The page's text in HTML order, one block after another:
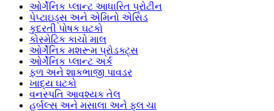
ઓર્ગેનિક પ્લાન્ટ આધારિત પ્રોટીન
પેપ્ટાઇડ્સ અને એમિનો એસિડ
કુદરતી પોષક ઘટકો
કોસ્મેટિક કાચો માલ
ઓર્ગેનિક મશરૂમ પ્રોડક્ટ્સ
ઓર્ગેનિક પ્લાન્ટ અર્ક
ફળ અને શાકભાજી પાવડર
ખાદ્ય ઘટકો
વનસ્પતિ આવશ્યક તેલ
હર્બલ્સ અને મસાલા અને ફૂલ ચા